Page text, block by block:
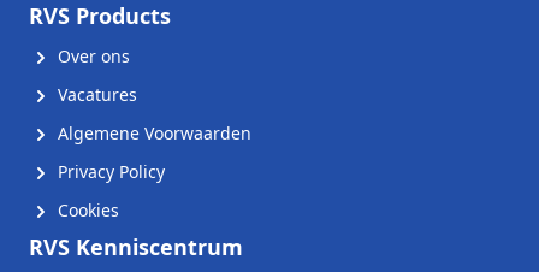
RVS Products
Over ons
Vacatures
Algemene Voorwaarden
Privacy Policy
Cookies
RVS Kenniscentrum